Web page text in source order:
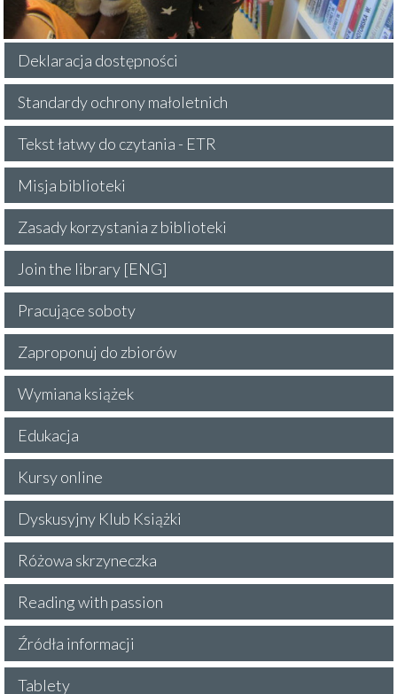
Deklaracja dostępności
Standardy ochrony małoletnich
Tekst łatwy do czytania - ETR
Misja biblioteki
Zasady korzystania z biblioteki
Join the library [ENG]
Pracujące soboty
Zaproponuj do zbiorów
Wymiana książek
Edukacja
Kursy online
Dyskusyjny Klub Książki
Różowa skrzyneczka
Reading with passion
Źródła informacji
Tablety